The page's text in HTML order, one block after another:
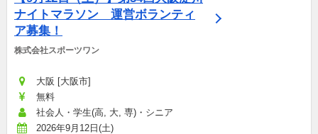
ナイトマラソン　運営ボランティ
ア募集！
株式会社スポーツワン
大阪 [大阪市]
無料
社会人・学生(高, 大, 専)・シニア
2026年9月12日(土)